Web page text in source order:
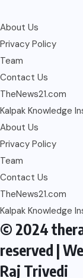
About Us
Privacy Policy
Team
Contact Us
TheNews21.com
Kalpak Knowledge
About Us
Privacy Policy
Team
Contact Us
TheNews21.com
Kalpak Knowledge
© 2024
reserved |
Raj Trivedi